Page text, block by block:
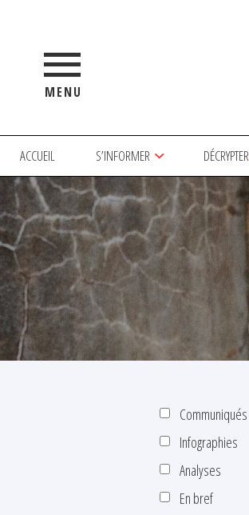
MENU
ACCUEIL S’INFORMER DÉCRYPTER
Communiqués
Infographies
Analyses
En bref